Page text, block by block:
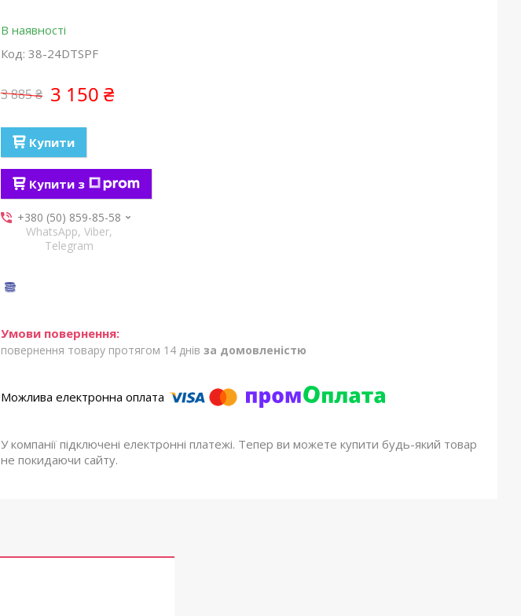
В наявності
Код: 38-24DTSPF
3 885 ₴ 3 150 ₴
Купити
Купити з
+380 (50) 859-85-58
WhatsApp, Viber,
Telegram
повернення товару протягом 14 днів за домовленістю
У компанії підключені електронні платежі. Тепер ви можете купити будь-який товар
не покидаючи сайту.